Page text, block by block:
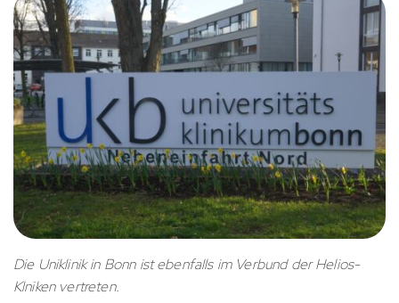
Die Uniklinik in Bonn ist ebenfalls im Verbund der Helios-
Klniken vertreten.